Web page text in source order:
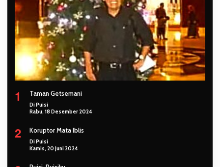
1 Taman Getsemani
Di Puisi
Rabu, 18 Desember 2024
2 Koruptor Mata Iblis
Di Puisi
Kamis, 20 Juni 2024